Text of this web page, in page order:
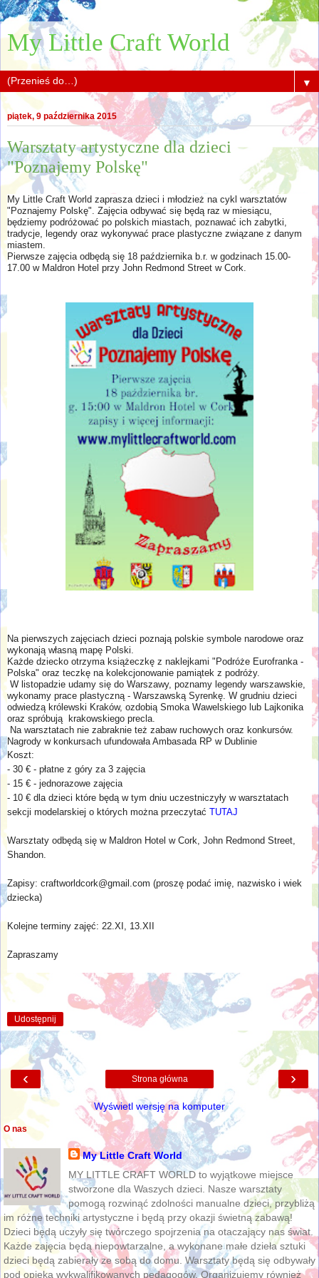
My Little Craft World
▼
piątek, 9 października 2015
Warsztaty artystyczne dla dzieci
"Poznajemy Polskę"
My Little Craft World zaprasza dzieci i młodzież na cykl warsztatów
"Poznajemy Polskę". Zajęcia odbywać się będą raz w miesiącu,
będziemy podróżować po polskich miastach, poznawać ich zabytki,
tradycje, legendy oraz wykonywać prace plastyczne związane z danym
miastem.
Pierwsze zajęcia odbędą się 18 października b.r. w godzinach 15.00-
17.00 w Maldron Hotel przy John Redmond Street w Cork.
Na pierwszych zajęciach dzieci poznają polskie symbole narodowe oraz
wykonają własną mapę Polski.
Każde dziecko otrzyma książeczkę z naklejkami "Podróże Eurofranka -
Polska" oraz teczkę na kolekcjonowanie pamiątek z podróży.
W listopadzie udamy się do Warszawy, poznamy legendy warszawskie,
wykonamy prace plastyczną - Warszawską Syrenkę. W grudniu dzieci
odwiedzą królewski Kraków, ozdobią Smoka Wawelskiego lub Lajkonika
oraz spróbują krakowskiego precla.
Na warsztatach nie zabraknie też zabaw ruchowych oraz konkursów.
Nagrody w konkursach ufundowała Ambasada RP w Dublinie
Koszt:
- 30 € - płatne z góry za 3 zajęcia
- 15 € - jednorazowe zajęcia
- 10 € dla dzieci które będą w tym dniu uczestniczyły w warsztatach
sekcji modelarskiej o których można przeczytać TUTAJ
Warsztaty odbędą się w Maldron Hotel w Cork, John Redmond Street,
Shandon.
Zapisy: craftworldcork@gmail.com (proszę podać imię, nazwisko i wiek
dziecka)
Kolejne terminy zajęć: 22.XI, 13.XII
Zapraszamy
Udostępnij
‹ ›
Strona główna
Wyświetl wersję na komputer
O nas
My Little Craft World
MY LITTLE CRAFT WORLD to wyjątkowe miejsce
stworzone dla Waszych dzieci. Nasze warsztaty
pomogą rozwinąć zdolności manualne dzieci, przybliżą
im różne techniki artystyczne i będą przy okazji świetną zabawą!
Dzieci będą uczyły się twórczego spojrzenia na otaczający nas świat.
Każde zajęcia będą niepowtarzalne, a wykonane małe dzieła sztuki
dzieci będą zabierały ze sobą do domu. Warsztaty będą się odbywały
pod opieką wykwalifikowanych pedagogów. Organizujemy również